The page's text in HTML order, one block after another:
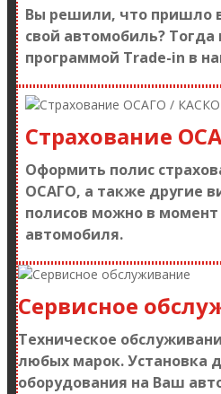
Вы решили, что пришло
свой автомобиль? Тогда
программой Trade-in в
Страхование
Оформить полис
ОСАГО, а также другие
полисов можно в момент
автомобиля.
Сервисное
Техническое
любых марок. Установка
оборудования на Ваш